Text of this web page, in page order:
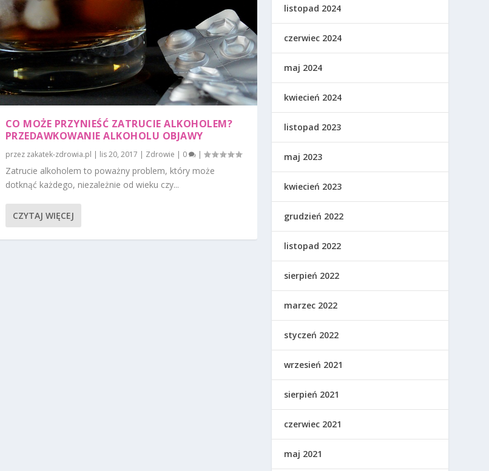
CO MOŻE PRZYNIEŚĆ ZATRUCIE ALKOHOLEM?
PRZEDAWKOWANIE ALKOHOLU OBJAWY
przez zakatek-zdrowia.pl | lis 20, 2017 | Zdrowie | 0 |
Zatrucie alkoholem to poważny problem, który może
dotknąć każdego, niezależnie od wieku czy...
CZYTAJ WIĘCEJ
listopad 2024
czerwiec 2024
maj 2024
kwiecień 2024
listopad 2023
maj 2023
kwiecień 2023
grudzień 2022
listopad 2022
sierpień 2022
marzec 2022
styczeń 2022
wrzesień 2021
sierpień 2021
czerwiec 2021
maj 2021